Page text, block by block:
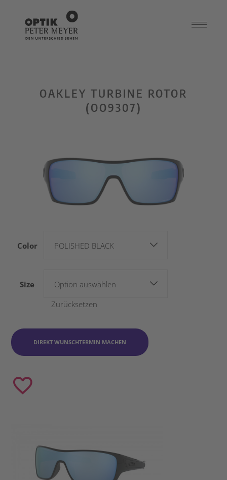
OAKLEY TURBINE ROTOR
(OO9307)
Color POLISHED BLACK
Size
Option auswählen
Zurücksetzen
DIREKT WUNSCHTERMIN MACHEN